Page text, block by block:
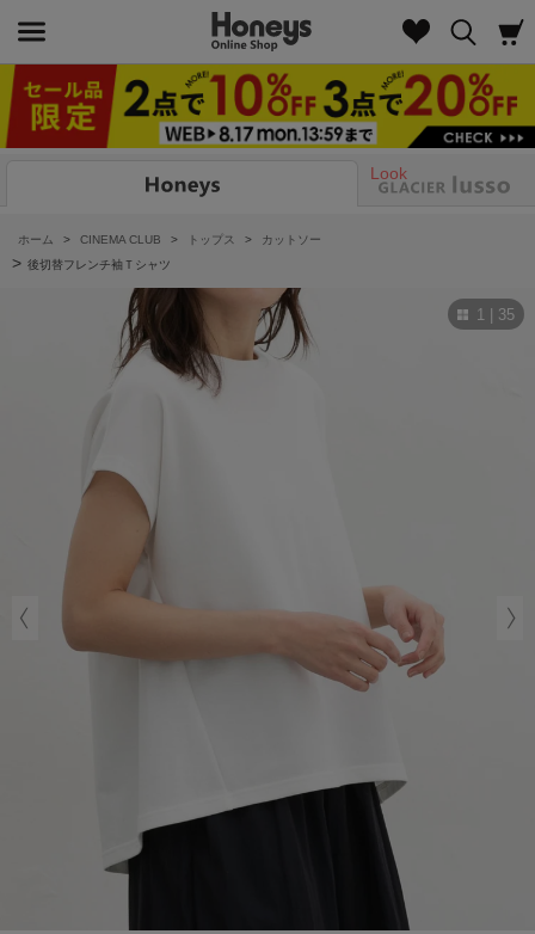
Look
ホーム > CINEMA CLUB > トップス > カットソー
> 後切替フレンチ袖Ｔシャツ
1 | 35